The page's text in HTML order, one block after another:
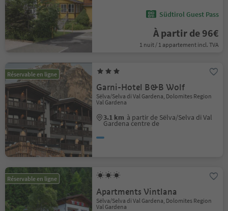
Südtirol Guest Pass
À partir de 96€
1 nuit / 1 appartement incl. TVA
Réservable en ligne
Garni-Hotel B&B Wolf
Sëlva/Selva di Val Gardena, Dolomites Region
Val Gardena
3.1 km à partir de Sëlva/Selva di Val
Gardena centre de
Réservable en ligne
Apartments Vintlana
Sëlva/Selva di Val Gardena, Dolomites Region
Val Gardena